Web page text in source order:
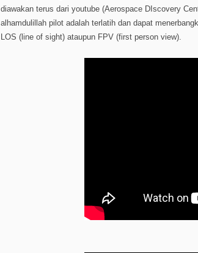
diawakan terus dari youtube (Aerospace DIscovery
alhamdulillah pilot adalah terlatih dan dapat
LOS (line of sight) ataupun FPV (first person view).